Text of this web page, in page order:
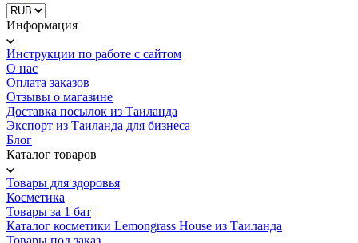
Информация
Инструкции по работе с сайтом
О нас
Оплата заказов
Отзывы о магазине
Доставка посылок из Таиланда
Экспорт из Таиланда для бизнеса
Блог
Каталог товаров
Товары для здоровья
Косметика
Товары за 1 бат
Каталог косметики Lemongrass House из Таиланда
Товары под заказ